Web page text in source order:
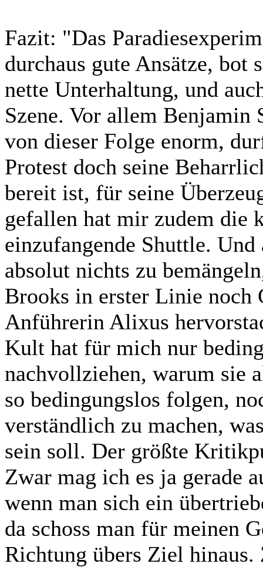
Fazit: "Das
durchaus gute Ansätze, bot
nette Unterhaltung, und
Szene. Vor allem
von dieser Folge enorm,
Protest doch seine
bereit ist, für seine
gefallen hat mir zudem die
einzufangende Shuttle. Und
absolut nichts zu
Brooks in erster Linie noch
Anführerin Alixus
Kult hat für mich nur
nachvollziehen, warum sie
so bedingungslos folgen,
verständlich zu machen,
sein soll. Der größte
Zwar mag ich es ja gerade
wenn man sich ein
da schoss man für meinen
Richtung übers Ziel